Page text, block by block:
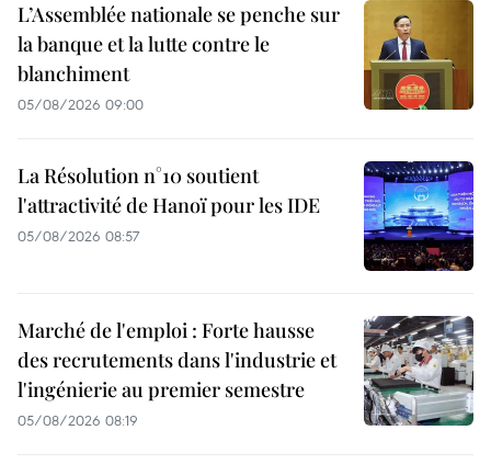
L’Assemblée nationale se penche sur
la banque et la lutte contre le
blanchiment
05/08/2026 09:00
La Résolution n°10 soutient
l'attractivité de Hanoï pour les IDE
05/08/2026 08:57
Marché de l'emploi : Forte hausse
des recrutements dans l'industrie et
l'ingénierie au premier semestre
05/08/2026 08:19